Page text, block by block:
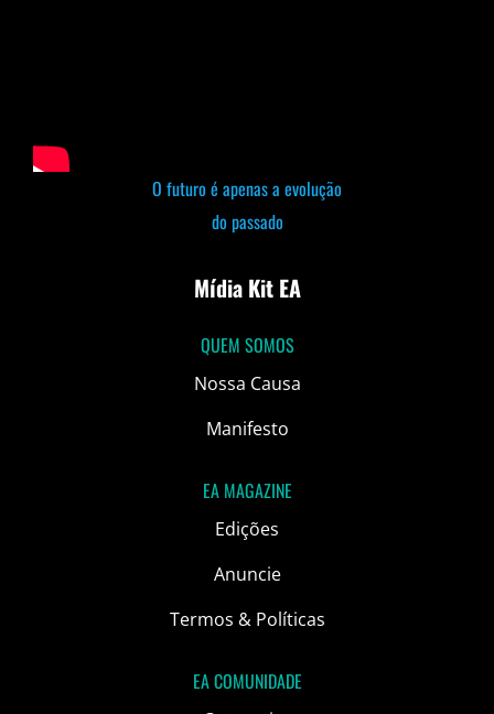
O futuro é apenas a evolução
do passado
Mídia Kit EA
QUEM SOMOS
Nossa Causa
Manifesto
EA MAGAZINE
Edições
Anuncie
Termos & Políticas
EA COMUNIDADE